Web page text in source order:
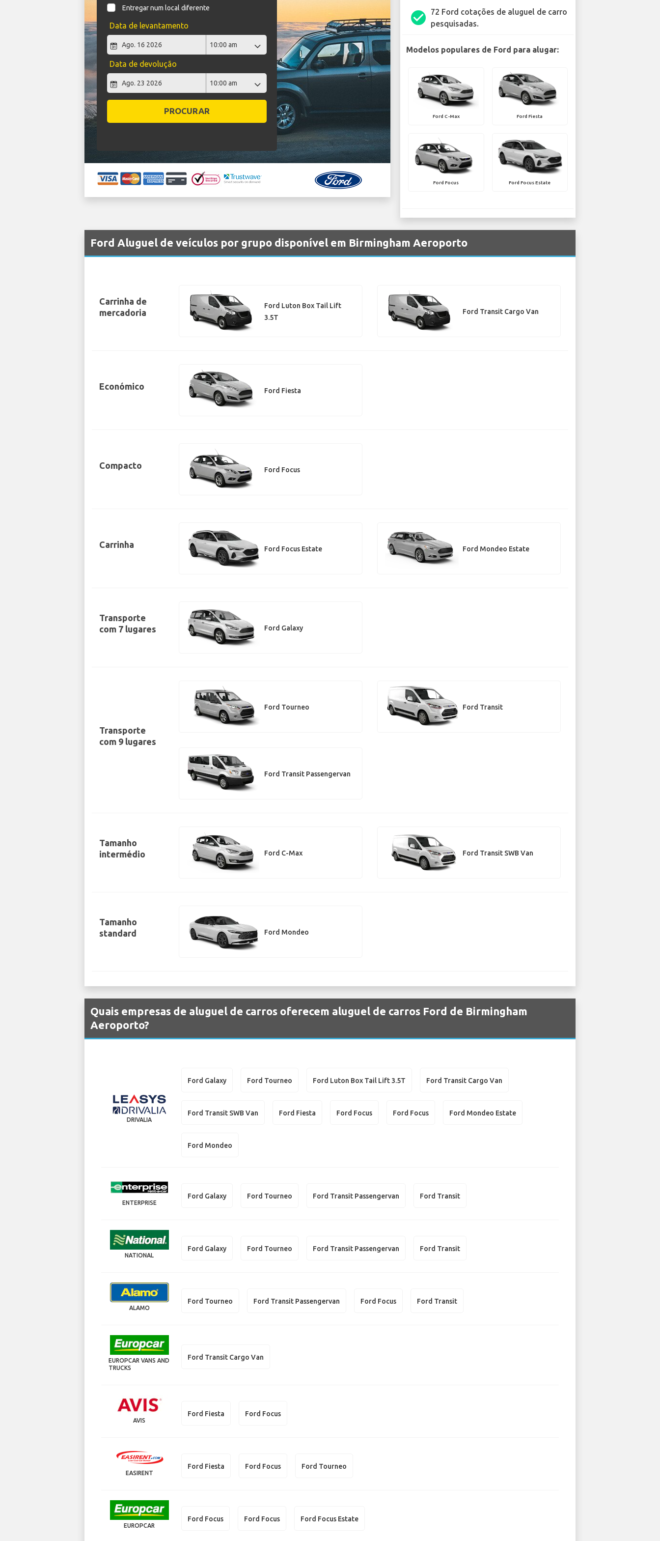
Entregar num local diferente
Data de levantamento
Data de devolução
PROCURAR
check_circle
72 Ford cotações de aluguel de carro
pesquisadas.
Modelos populares de Ford para alugar:
Ford C-Max Ford Fiesta
Ford Focus Ford Focus Estate
Ford Aluguel de veículos por grupo disponível em Birmingham Aeroporto
Carrinha de
mercadoria
Ford Luton Box Tail Lift
3.5T
Ford Transit Cargo Van
Económico Ford Fiesta
Compacto Ford Focus
Carrinha Ford Focus Estate Ford Mondeo Estate
Transporte
com 7 lugares
Ford Galaxy
Transporte
com 9 lugares
Ford Tourneo Ford Transit
Ford Transit Passengervan
Tamanho
intermédio
Ford C-Max Ford Transit SWB Van
Tamanho
standard
Ford Mondeo
Quais empresas de aluguel de carros oferecem aluguel de carros Ford de Birmingham
Aeroporto?
DRIVALIA
Ford Galaxy Ford Tourneo Ford Luton Box Tail Lift 3.5T Ford Transit Cargo Van
Ford Transit SWB Van Ford Fiesta Ford Focus Ford Focus Ford Mondeo Estate
Ford Mondeo
ENTERPRISE
Ford Galaxy Ford Tourneo Ford Transit Passengervan Ford Transit
NATIONAL
Ford Galaxy Ford Tourneo Ford Transit Passengervan Ford Transit
ALAMO
Ford Tourneo Ford Transit Passengervan Ford Focus Ford Transit
EUROPCAR VANS AND
TRUCKS
Ford Transit Cargo Van
AVIS
Ford Fiesta Ford Focus
EASIRENT
Ford Fiesta Ford Focus Ford Tourneo
EUROPCAR
Ford Focus Ford Focus Ford Focus Estate